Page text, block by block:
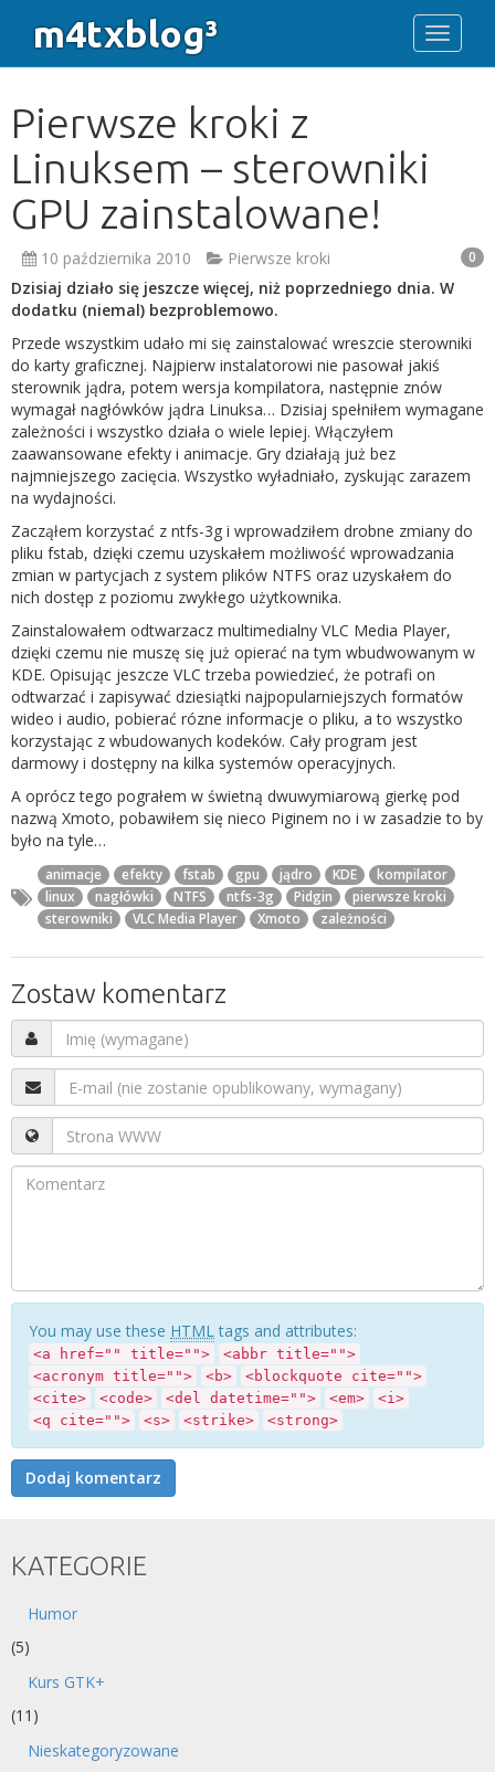
m4txblog³ Toggle
Pierwsze kroki z
Linuksem – sterowniki
GPU zainstalowane!
10 października 2010 Pierwsze kroki 0
Dzisiaj działo się jeszcze więcej, niż poprzedniego dnia. W
dodatku (niemal) bezproblemowo.
Przede wszystkim udało mi się zainstalować wreszcie sterowniki
do karty graficznej. Najpierw instalatorowi nie pasował jakiś
sterownik jądra, potem wersja kompilatora, następnie znów
wymagał nagłówków jądra Linuksa… Dzisiaj spełniłem wymagane
zależności i wszystko działa o wiele lepiej. Włączyłem
zaawansowane efekty i animacje. Gry działają już bez
najmniejszego zacięcia. Wszystko wyładniało, zyskując zarazem
na wydajności.
Zacząłem korzystać z ntfs-3g i wprowadziłem drobne zmiany do
pliku fstab, dzięki czemu uzyskałem możliwość wprowadzania
zmian w partycjach z system plików NTFS oraz uzyskałem do
nich dostęp z poziomu zwykłego użytkownika.
Zainstalowałem odtwarzacz multimedialny VLC Media Player,
dzięki czemu nie muszę się już opierać na tym wbudwowanym w
KDE. Opisując jeszcze VLC trzeba powiedzieć, że potrafi on
odtwarzać i zapisywać dziesiątki najpopularniejszych formatów
wideo i audio, pobierać rózne informacje o pliku, a to wszystko
korzystając z wbudowanych kodeków. Cały program jest
darmowy i dostępny na kilka systemów operacyjnych.
A oprócz tego pograłem w świetną dwuwymiarową gierkę pod
nazwą Xmoto, pobawiłem się nieco Piginem no i w zasadzie to by
było na tyle…
animacje efekty fstab gpu jądro KDE
kompilator
linux
nagłówki NTFS ntfs-3g Pidgin
pierwsze kroki
sterowniki
VLC Media Player Xmoto zależności
Zostaw komentarz
You may use these HTMLtags and attributes:
<a href="" title="">
<abbr title="">
<acronym title="">
<b>
<blockquote cite="">
<cite>
<code> <del datetime=""> <em>
<i>
<q cite="">
<s> <strike> <strong>
KATEGORIE
Humor
(5)
Kurs GTK+
(11)
Nieskategoryzowane